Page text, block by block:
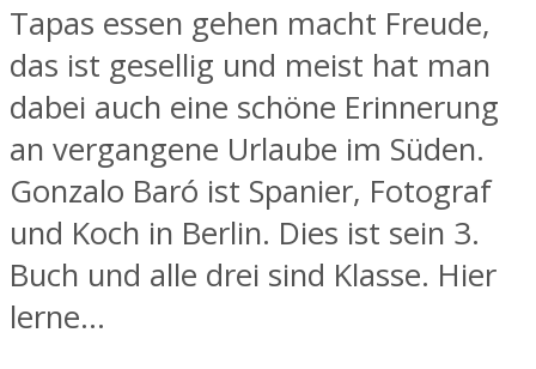
Tapas essen gehen macht Freude,
das ist gesellig und meist hat man
dabei auch eine schöne Erinnerung
an vergangene Urlaube im Süden.
Gonzalo Baró ist Spanier, Fotograf
und Koch in Berlin. Dies ist sein 3.
Buch und alle drei sind Klasse. Hier
lerne...